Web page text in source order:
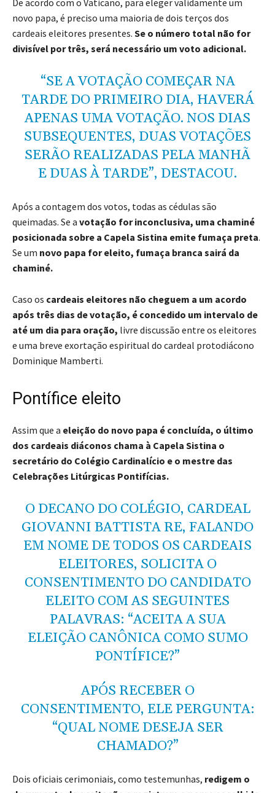
novo papa, é preciso uma maioria de dois terços dos
cardeais eleitores presentes. Se o número total não for
divisível por três, será necessário um voto adicional.
“SE A VOTAÇÃO COMEÇAR NA
TARDE DO PRIMEIRO DIA, HAVERÁ
APENAS UMA VOTAÇÃO. NOS DIAS
SUBSEQUENTES, DUAS VOTAÇÕES
SERÃO REALIZADAS PELA MANHÃ
E DUAS À TARDE”, DESTACOU.
Após a contagem dos votos, todas as cédulas são
queimadas. Se a votação for inconclusiva, uma chaminé
posicionada sobre a Capela Sistina emite fumaça preta.
Se um novo papa for eleito, fumaça branca sairá da
chaminé.
Caso os cardeais eleitores não cheguem a um acordo
após três dias de votação, é concedido um intervalo de
até um dia para oração, livre discussão entre os eleitores
e uma breve exortação espiritual do cardeal protodiácono
Dominique Mamberti.
Pontífice eleito
Assim que a eleição do novo papa é concluída, o último
dos cardeais diáconos chama à Capela Sistina o
secretário do Colégio Cardinalício e o mestre das
Celebrações Litúrgicas Pontifícias.
O DECANO DO COLÉGIO, CARDEAL
GIOVANNI BATTISTA RE, FALANDO
EM NOME DE TODOS OS CARDEAIS
ELEITORES, SOLICITA O
CONSENTIMENTO DO CANDIDATO
ELEITO COM AS SEGUINTES
PALAVRAS: “ACEITA A SUA
ELEIÇÃO CANÔNICA COMO SUMO
PONTÍFICE?”
APÓS RECEBER O
CONSENTIMENTO, ELE PERGUNTA:
“QUAL NOME DESEJA SER
CHAMADO?”
Dois oficiais cerimoniais, como testemunhas, redigem o